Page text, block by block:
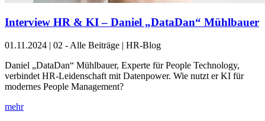
Interview HR & KI – Daniel „DataDan“ Mühlbauer
01.11.2024 | 02 - Alle Beiträge | HR-Blog
Daniel „DataDan“ Mühlbauer, Experte für People Technology,
verbindet HR-Leidenschaft mit Datenpower. Wie nutzt er KI für
modernes People Management?
mehr